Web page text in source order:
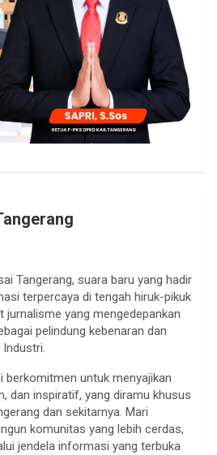
Tangerang, suara baru yang hadir
terpercaya di tengah hiruk-pikuk
jurnalisme yang mengedepankan
pelindung kebenaran dan
Industri.
berkomitmen untuk menyajikan
dan inspiratif, yang diramu khusus
dan sekitarnya. Mari
komunitas yang lebih cerdas,
jendela informasi yang terbuka